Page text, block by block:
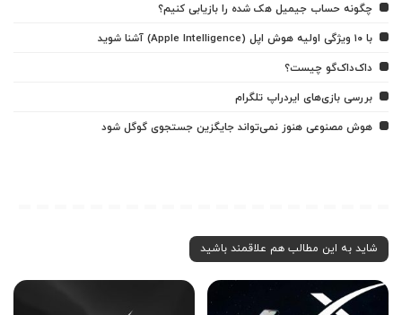
چگونه حساب جیمیل هک شده را بازیابی کنیم؟
با ۱۰ ویژگی اولیه هوش اپل (Apple Intelligence) آشنا شوید
داک‌داک‌گو چیست؟
بررسی بازی‌های ایردراپ تلگرام
هوش مصنوعی هنوز نمی‌تواند جایگزین جستجوی گوگل شود
شاید به این مطالب هم علاقمند باشید